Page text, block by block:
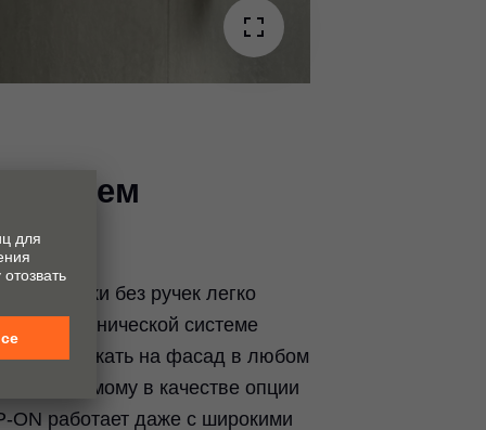
систем
ящики без ручек легко
механической системе
лишь нажать на фасад в любом
в качестве опции
ON работает даже с широкими